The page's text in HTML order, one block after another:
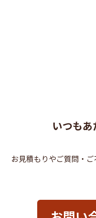
いつも
お見積もりやご質問・